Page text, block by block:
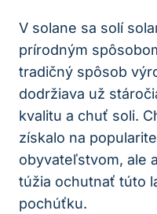
V solane sa solí
prírodným
tradičný spôsob
dodržiava už
kvalitu a chuť soli.
získalo na
obyvateľstvom, ale
túžia ochutnať túto
pochúťku.